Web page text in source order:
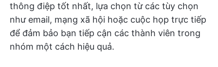
thông điệp tốt nhất, lựa chọn từ các tùy chọn
như email, mạng xã hội hoặc cuộc họp trực tiếp
để đảm bảo bạn tiếp cận các thành viên trong
nhóm một cách hiệu quả.